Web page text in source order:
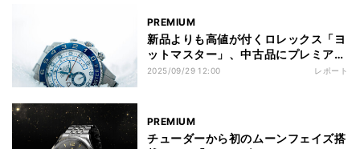
PREMIUM
新品よりも高値が付くロレックス「ヨ
ットマスター」、中古品にプレミア価
格がつく理由を解説
2025/09/29 12:00 レポート
PREMIUM
チューダーから初のムーンフェイズ搭